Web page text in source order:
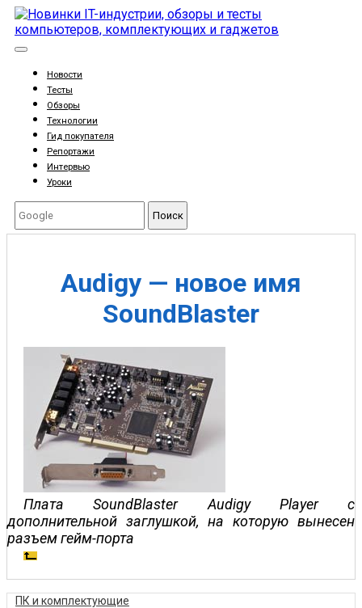
Новости
Тесты
Обзоры
Технологии
Гид покупателя
Репортажи
Интервью
Уроки
Поиск
Audigy — новое имя
SoundBlaster
Плата SoundBlaster Audigy Player с
дополнительной заглушкой, на которую вынесен
разъем гейм-порта
ПК и комплектующие